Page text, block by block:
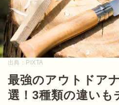
出典： PIXTA
最強のアウトドア
選！3種類の違いも